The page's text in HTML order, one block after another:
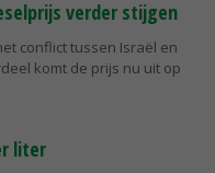
verder stijgen
conflict tussen Israël en
komt de prijs nu uit op
liter